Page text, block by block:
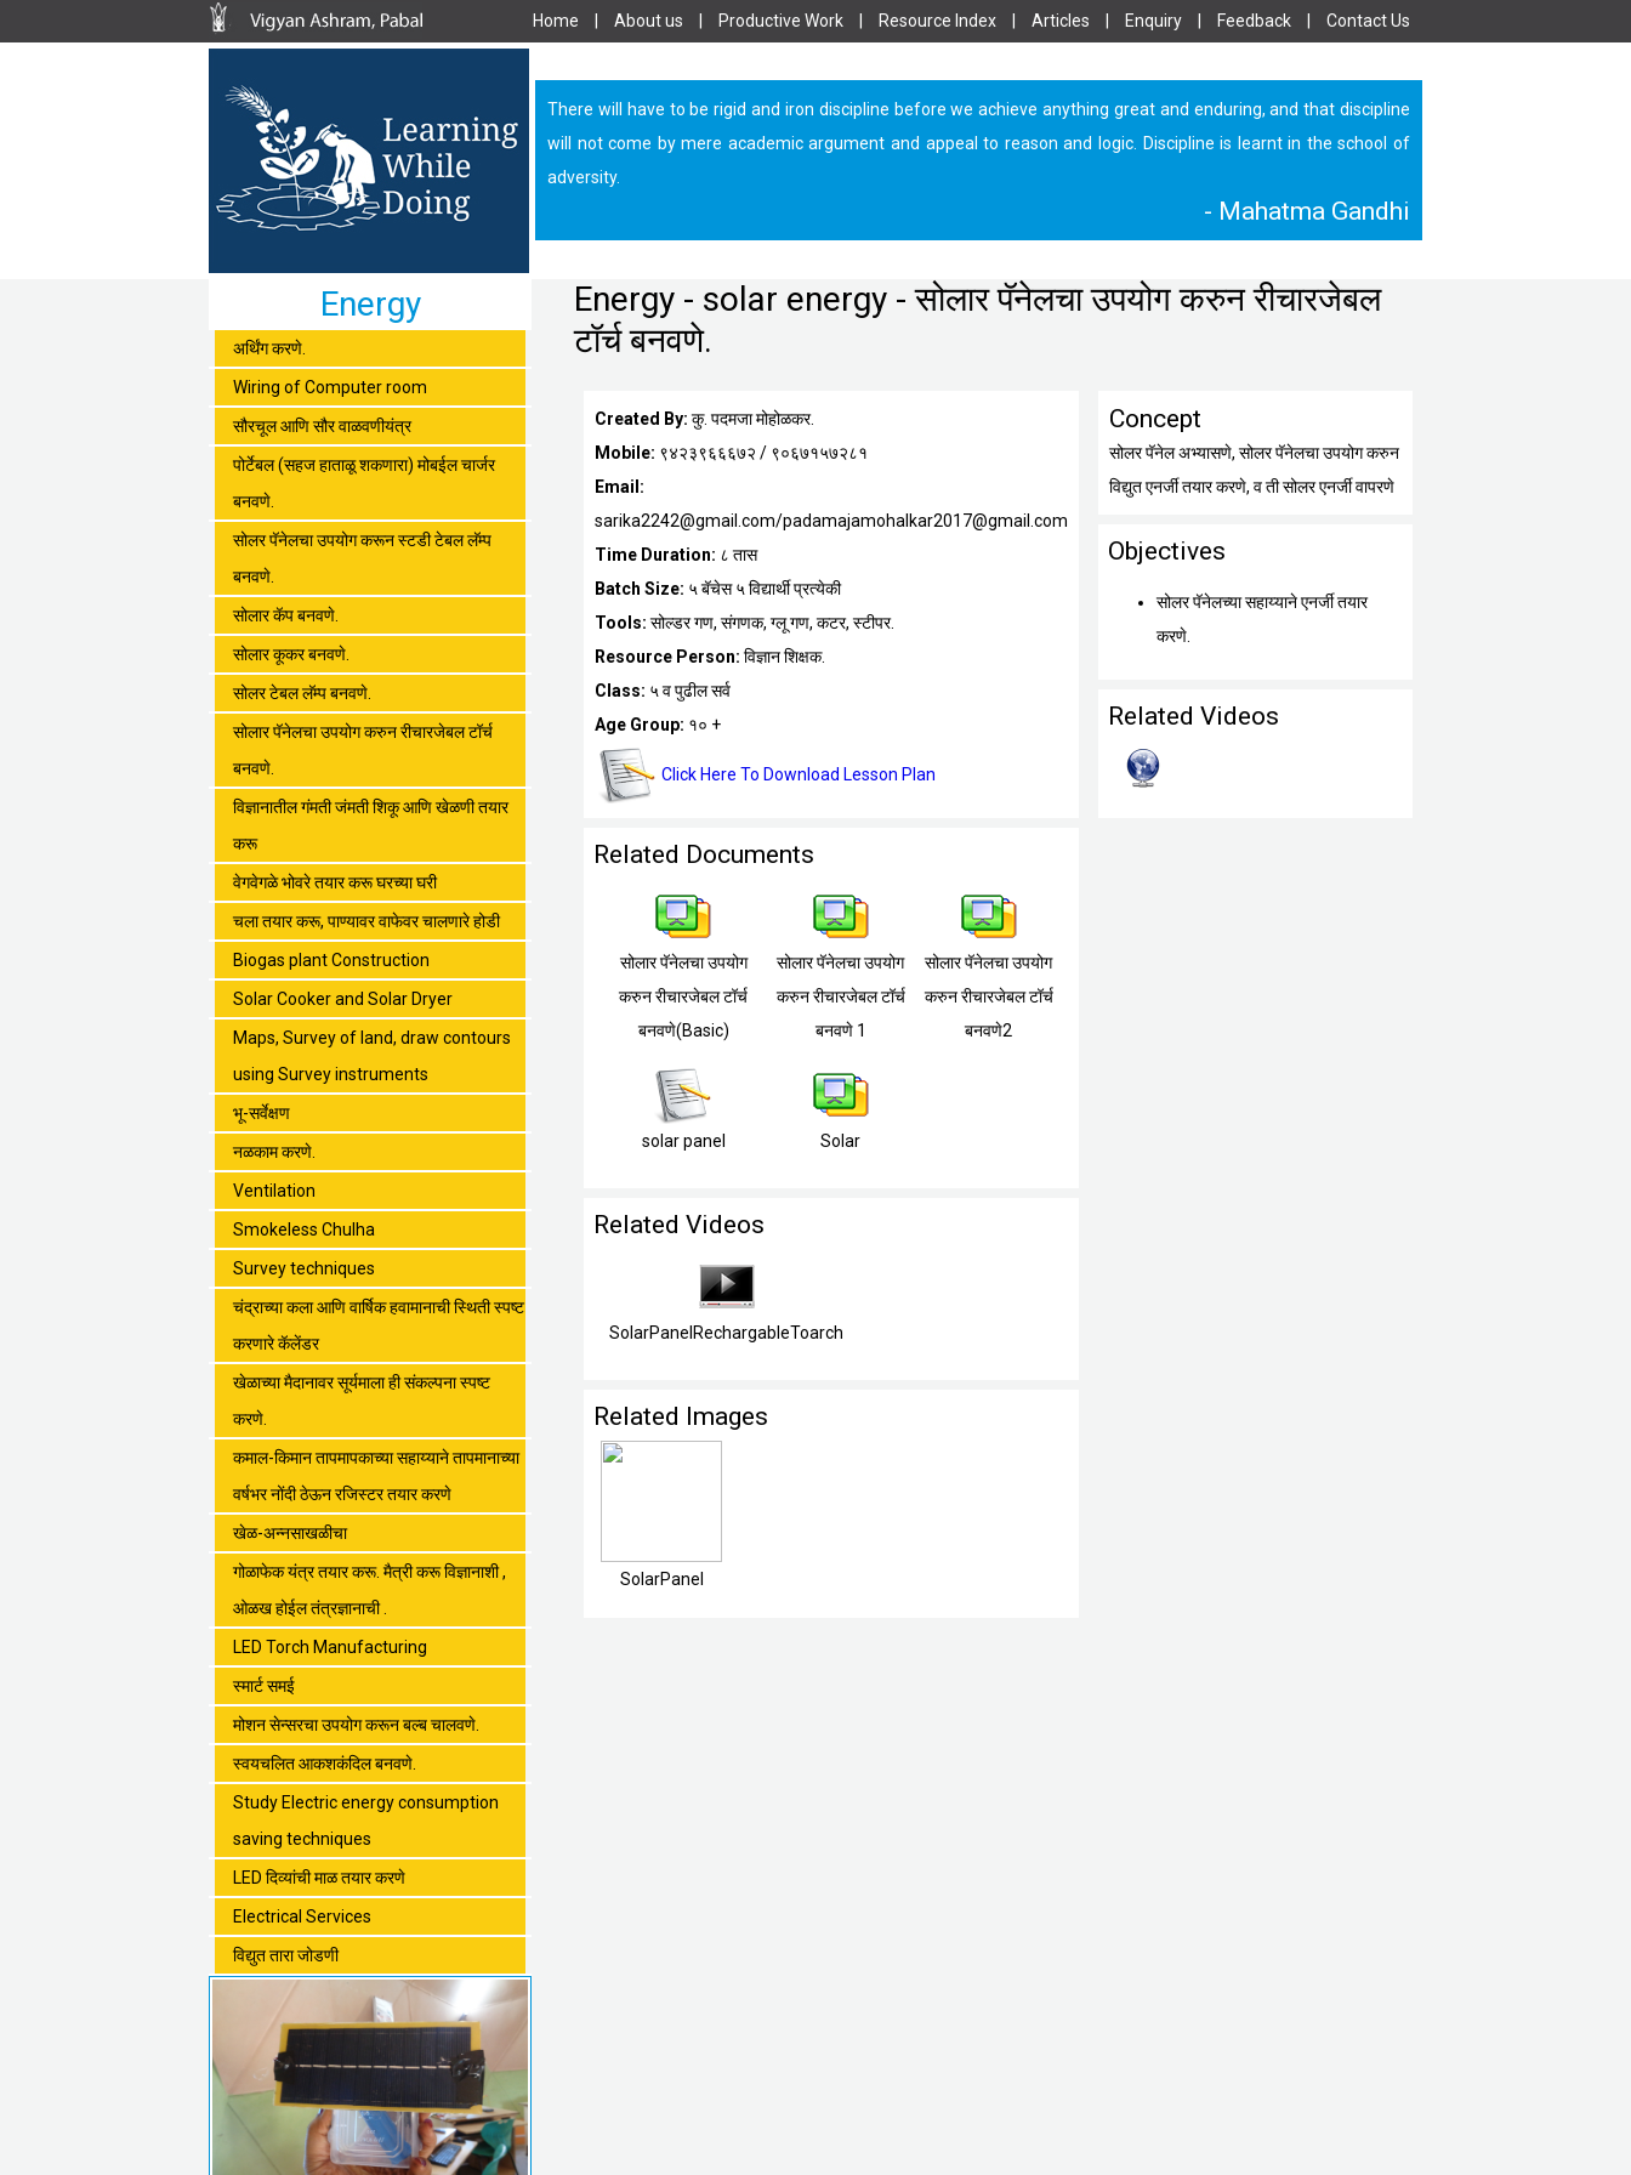
Home About us Productive Work Resource Index Articles Enquiry Feedback Contact Us
There will have to be rigid and iron discipline before we achieve anything great and enduring, and that discipline
will not come by mere academic argument and appeal to reason and logic. Discipline is learnt in the school of
adversity.
- Mahatma Gandhi
Energy
अर्थिंग करणे.
Wiring of Computer room
सौरचूल आणि सौर वाळवणीयंत्र
पोर्टेबल (सहज हाताळू शकणारा) मोबईल चार्जर
बनवणे.
सोलर पॅनेलचा उपयोग करून स्टडी टेबल लॅम्प
बनवणे.
सोलार कॅप बनवणे.
सोलार कूकर बनवणे.
सोलर टेबल लॅम्प बनवणे.
सोलार पॅनेलचा उपयोग करुन रीचारजेबल टॉर्च
बनवणे.
विज्ञानातील गंमती जंमती शिकू आणि खेळणी तयार
करू
वेगवेगळे भोवरे तयार करू घरच्या घरी
चला तयार करू, पाण्यावर वाफेवर चालणारे होडी
Biogas plant Construction
Solar Cooker and Solar Dryer
Maps, Survey of land, draw contours
using Survey instruments
भू-सर्वेक्षण
नळकाम करणे.
Ventilation
Smokeless Chulha
Survey techniques
चंद्राच्या कला आणि वार्षिक हवामानाची स्थिती स्पष्ट
करणारे कॅलेंडर
खेळाच्या मैदानावर सूर्यमाला ही संकल्पना स्पष्ट
करणे.
कमाल-किमान तापमापकाच्या सहाय्याने तापमानाच्या
वर्षभर नोंदी ठेऊन रजिस्टर तयार करणे
खेळ-अन्नसाखळीचा
गोळाफेक यंत्र तयार करू. मैत्री करू विज्ञानाशी ,
ओळख होईल तंत्रज्ञानाची .
LED Torch Manufacturing
स्मार्ट समई
मोशन सेन्सरचा उपयोग करून बल्ब चालवणे.
स्वयचलित आकशकंदिल बनवणे.
Study Electric energy consumption
saving techniques
LED दिव्यांची माळ तयार करणे
Electrical Services
विद्युत तारा जोडणी
Energy - solar energy - सोलार पॅनेलचा उपयोग करुन रीचारजेबल
टॉर्च बनवणे.
Created By: कु. पदमजा मोहोळकर.
Mobile: ९४२३९६६६७२ / ९०६७१५७२८१
Email:
sarika2242@gmail.com/padamajamohalkar2017@gmail.com
Time Duration: ८ तास
Batch Size: ५ बॅचेस ५ विद्यार्थी प्रत्येकी
Tools: सोल्डर गण, संगणक, ग्लू गण, कटर, स्टीपर.
Resource Person: विज्ञान शिक्षक.
Class: ५ व पुढील सर्व
Age Group: १० +
Click Here To Download Lesson Plan
Related Documents
सोलार पॅनेलचा उपयोग
करुन रीचारजेबल टॉर्च
बनवणे(Basic)
सोलार पॅनेलचा उपयोग
करुन रीचारजेबल टॉर्च
बनवणे 1
सोलार पॅनेलचा उपयोग
करुन रीचारजेबल टॉर्च
बनवणे2
solar panel Solar
Related Videos
SolarPanelRechargableToarch
Related Images
SolarPanel
Concept
सोलर पॅनेल अभ्यासणे, सोलर पॅनेलचा उपयोग करुन
विद्युत एनर्जी तयार करणे, व ती सोलर एनर्जी वापरणे
Objectives
सोलर पॅनेलच्या सहाय्याने एनर्जी तयार
करणे.
Related Videos